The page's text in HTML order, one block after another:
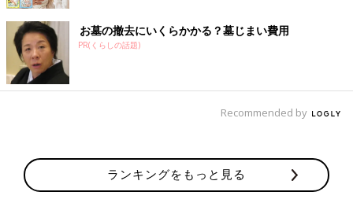
お墓の撤去にいくらかかる？墓じまい費用
PR(くらしの話題)
Recommended by
ランキングをもっと見る